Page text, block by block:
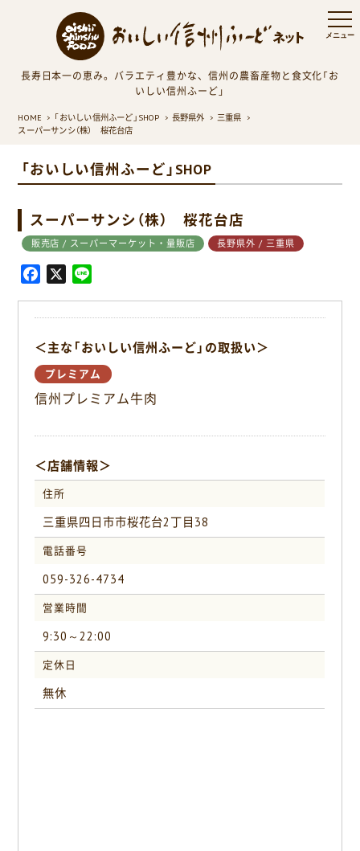
長寿日本一の恵み。バラエティ豊かな、信州の農畜産物と食文化「お
いしい信州ふーど」
HOME 「おいしい信州ふーど」SHOP 長野県外
三重県
スーパーサンシ（株） 桜花台店
「おいしい信州ふーど」SHOP
スーパーサンシ（株） 桜花台店
販売店 / スーパーマーケット・量販店 長野県外 / 三重県
b
o
o
k
X
＜主な「おいしい信州ふーど」の取扱い＞
プレミアム
信州プレミアム牛肉
＜店舗情報＞
住所
三重県四日市市桜花台2丁目38
電話番号
059-326-4734
営業時間
9:30～22:00
定休日
無休